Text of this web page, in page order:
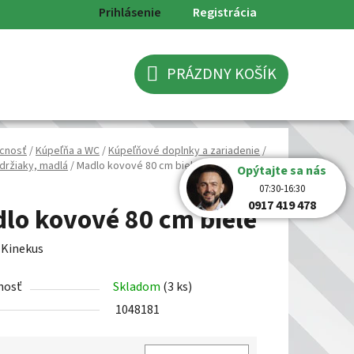
Prihlásenie Registrácia
NÁKUPNÝ
KOŠÍK
PRÁZDNY KOŠÍK
/Kúpeľňa a WC/Kúpeľňové doplnky a zariadenie/
madlá/Madlo kovové 80 cm biele
kovové 80 cm biele
Kinekus
Skladom (3 ks)
1048181
Opýtajte sa nás
07:30-16:30
0917 419 478